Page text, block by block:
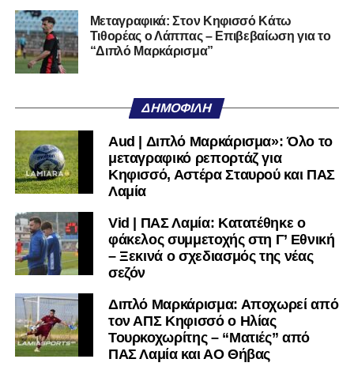
του ευχόμαστε υγεία και επιτυχίες.»
Ακολουθήστε τοlamiara.grστοGoogle Newsγια να
μαθαίνετε πρώτοι τα κυανόλευκα νέα στην Ελλάδα και τον
Twitterκαι στοInstagram
μαθαίνετε σε χρόνο dt όλα τα νέα.
Μεταγραφικά: Στον Κηφισσό Κάτω
Τιθορέας ο Λάππας – Επιβεβαίωση για το
“Διπλό Μαρκάρισμα”
ΔΗΜΟΦΙΛΉ
Aud | Διπλό Μαρκάρισμα»: Όλο το
μεταγραφικό ρεπορτάζ για
Κηφισσό, Αστέρα Σταυρού και ΠΑΣ
Λαμία
Vid | ΠΑΣ Λαμία: Κατατέθηκε ο
φάκελος συμμετοχής στη Γ’ Εθνική
– Ξεκινά ο σχεδιασμός της νέας
σεζόν
Διπλό Μαρκάρισμα: Αποχωρεί από
τον ΑΠΣ Κηφισσό ο Ηλίας
Τουρκοχωρίτης – “Ματιές” από
ΠΑΣ Λαμία και ΑΟ Θήβας